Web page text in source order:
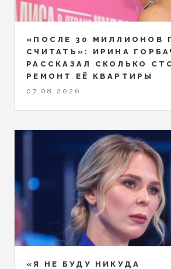
«ПОСЛЕ 30 МИЛЛИОНОВ
СЧИТАТЬ»: ИРИНА
РАССКАЗАЛ СКОЛЬКО
РЕМОНТ ЕЁ КВАРТИРЫ
07.08.2026
«Я НЕ БУДУ НИКУДА